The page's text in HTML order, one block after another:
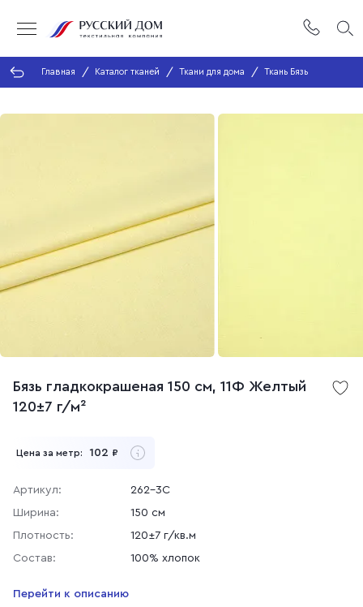
Главная Каталог тканей Ткани для дома Ткань Бязь
Бязь гладкокрашеная 150 см, 11Ф Желтый
120±7 г/м²
Цена за метр: 102 ₽
Артикул:
262-3С
Ширина:
150 см
Плотность:
120±7 г/кв.м
Состав:
100% хлопок
Перейти к описанию